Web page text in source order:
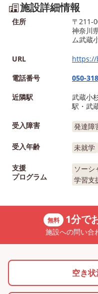
施設詳細情報
住所
〒211-
神奈川
ム武蔵
URL
https://
電話番号
050-
近隣駅
武蔵小
駅・武
受入障害
発達障
受入年齢 未就学
支援
プログラム
ソーシ
学習支
無料 1分で
施設への問い合
空き